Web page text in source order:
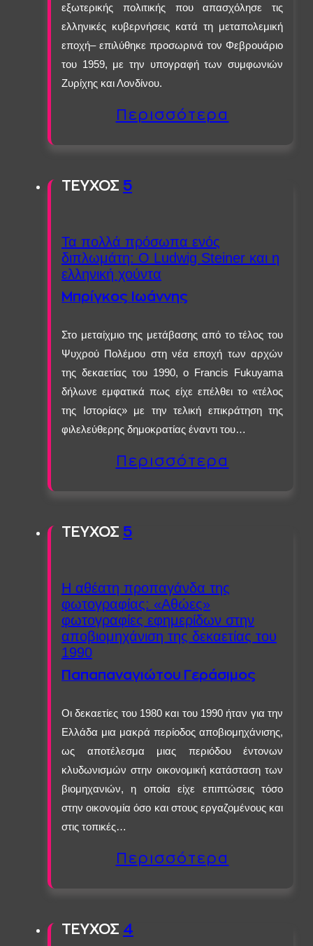
εξωτερικής πολιτικής που απασχόλησε τις
ελληνικές κυβερνήσεις κατά τη μεταπολεμική
εποχή– επιλύθηκε προσωρινά τον Φεβρουάριο
του 1959, με την υπογραφή των συμφωνιών
Ζυρίχης και Λονδίνου.
Περισσότερα
ΤΕΥΧΟΣ 5
Τα πολλά πρόσωπα ενός
διπλωμάτη: Ο Ludwig Steiner και η
ελληνική χούντα
Μπρίγκος Ιωάννης
Στο μεταίχμιο της μετάβασης από το τέλος του
Ψυχρού Πολέμου στη νέα εποχή των αρχών
της δεκαετίας του 1990, ο Francis Fukuyama
δήλωνε εμφατικά πως είχε επέλθει το «τέλος
της Ιστορίας» με την τελική επικράτηση της
φιλελεύθερης δημοκρατίας έναντι του…
Περισσότερα
ΤΕΥΧΟΣ 5
Η αθέατη προπαγάνδα της
φωτογραφίας: «Αθώες»
φωτογραφίες εφημερίδων στην
αποβιομηχάνιση της δεκαετίας του
1990
Παπαπαναγιώτου Γεράσιμος
Οι δεκαετίες του 1980 και του 1990 ήταν για την
Ελλάδα μια μακρά περίοδος αποβιομηχάνισης,
ως αποτέλεσμα μιας περιόδου έντονων
κλυδωνισμών στην οικονομική κατάσταση των
βιομηχανιών, η οποία είχε επιπτώσεις τόσο
στην οικονομία όσο και στους εργαζομένους και
στις τοπικές…
Περισσότερα
ΤΕΥΧΟΣ 4